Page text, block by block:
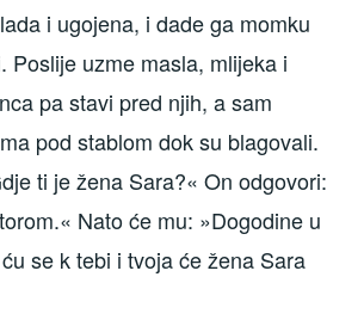
i ugojena, i dade ga momku
Poslije uzme masla, mlijeka i
pa stavi pred njih, a sam
pod stablom dok su blagovali.
ti je žena Sara?« On odgovori:
Nato će mu: »Dogodine u
se k tebi i tvoja će žena Sara